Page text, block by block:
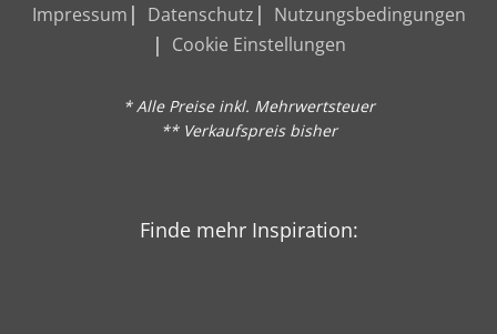
Impressum
Datenschutz
Nutzungsbedingungen
Cookie Einstellungen
* Alle Preise inkl. Mehrwertsteuer
** Verkaufspreis bisher
Finde mehr Inspiration: